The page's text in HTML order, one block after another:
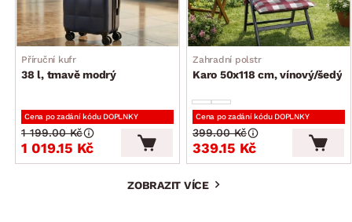
Příruční kufr
38 l, tmavě modrý
Cena po zadání kódu DOPLNKY
1 019.15 Kč
1 199.00 Kč
Zahradní polstr
Karo 50x118 cm, vínový/šedý
Cena po zadání kódu DOPLNKY
339.15 Kč
399.00 Kč
ZOBRAZIT VÍCE